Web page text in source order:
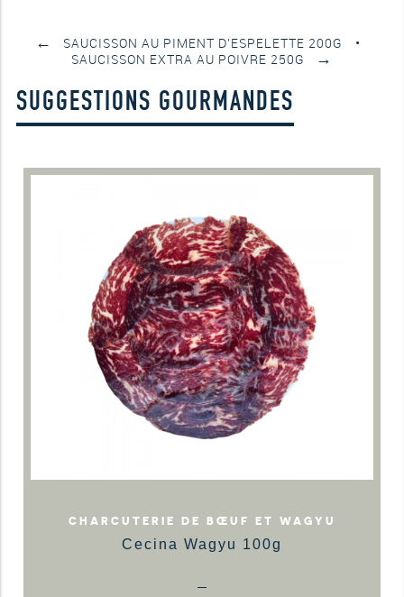
SAUCISSON EXTRA AU POIVRE 250G →
← SAUCISSON AU PIMENT D’ESPELETTE 200G
SUGGESTIONS GOURMANDES
CHARCUTERIE DE BŒUF ET WAGYU
Cecina Wagyu 100g